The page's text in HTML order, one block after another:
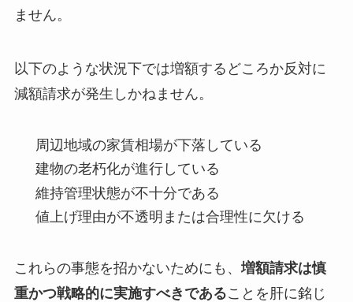
ません。
以下のような状況下では増額するどころか反対に
減額請求が発生しかねません。
周辺地域の家賃相場が下落している
建物の老朽化が進行している
維持管理状態が不十分である
値上げ理由が不透明または合理性に欠ける
これらの事態を招かないためにも、 増額請求は慎
重かつ戦略的に実施すべきであることを肝に銘じ